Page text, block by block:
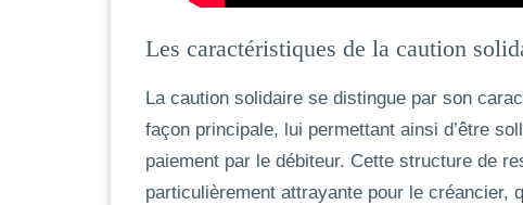
Les caractéristiques de la caution
La caution solidaire se distingue par son
façon principale, lui permettant ainsi d’être
paiement par le débiteur. Cette structure de
particulièrement attrayante pour le créancier,